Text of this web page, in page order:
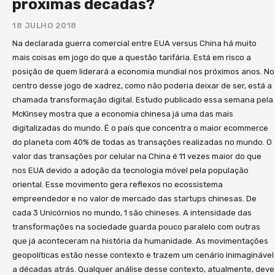
entrevista em seu celular. Além dos vídeos, o livro
conta com Mapas Mentais ao final de cada capítulo.
Procuramos fortalecer os conteúdos por meio de
uma representação gráfica que permita uma visão
sintética dos principais ensinamentos
compartilhados. Por sugestão de Jorge Paulo
Lemann, um dos primeiros leitores da obra e quem
nos deu a honra de endossá-la, produzimos a
sessão “Questão Essenciais para sua Reflexão
Estratégica”. Trata-se de um check list para avaliar
qual o nível de integração do leitor com os temas
apresentados e, dessa forma, dar uma revisada nos
trabalhamos são referenciados por casos práticos.
Foram citadas 100 empresas durante toda a obra. O
leitor tem acesso a um índice no final do livro onde
pode encontrar a página onde cada caso foi
mencionado facilitando assim sua busca por essas
próximas décadas?
18 JULHO 2018
Na declarada guerra comercial entre EUA versus China há muito
mais coisas em jogo do que a questão tarifária. Está em risco a
posição de quem liderará a economia mundial nos próximos anos. No
centro desse jogo de xadrez, como não poderia deixar de ser, está a
chamada transformação digital. Estudo publicado essa semana pela
McKinsey mostra que a economia chinesa já uma das mais
digitalizadas do mundo. É o país que concentra o maior ecommerce
do planeta com 40% de todas as transações realizadas no mundo. O
valor das transações por celular na China é 11 vezes maior do que
nos EUA devido a adoção da tecnologia móvel pela população
oriental. Esse movimento gera reflexos no ecossistema
empreendedor e no valor de mercado das startups chinesas. De
cada 3 Unicórnios no mundo, 1 são chineses. A intensidade das
transformações na sociedade guarda pouco paralelo com outras
que já aconteceram na história da humanidade. As movimentações
geopolíticas estão nesse contexto e trazem um cenário inimaginável
a décadas atrás. Qualquer análise desse contexto, atualmente, deve